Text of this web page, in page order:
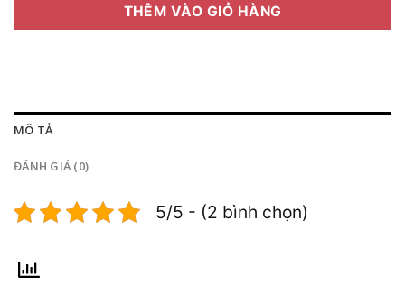
THÊM VÀO GIỎ HÀNG
MÔ TẢ
ĐÁNH GIÁ (0)
5/5 - (2 bình chọn)